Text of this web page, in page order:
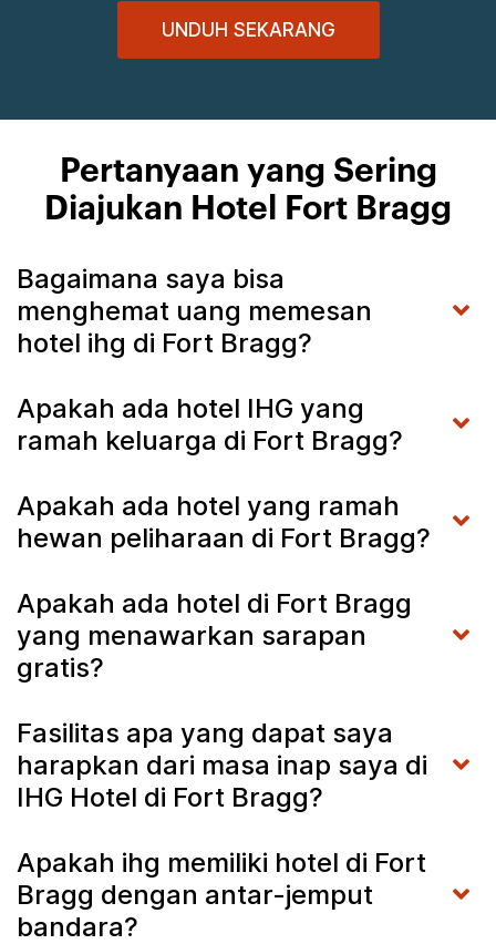
UNDUH SEKARANG
Pertanyaan yang Sering
Diajukan Hotel Fort Bragg
Bagaimana saya bisa
menghemat uang memesan
hotel ihg di Fort Bragg?
Apakah ada hotel IHG yang
ramah keluarga di Fort Bragg?
Apakah ada hotel yang ramah
hewan peliharaan di Fort Bragg?
Apakah ada hotel di Fort Bragg
yang menawarkan sarapan
gratis?
Fasilitas apa yang dapat saya
harapkan dari masa inap saya di
IHG Hotel di Fort Bragg?
Apakah ihg memiliki hotel di Fort
Bragg dengan antar-jemput
bandara?